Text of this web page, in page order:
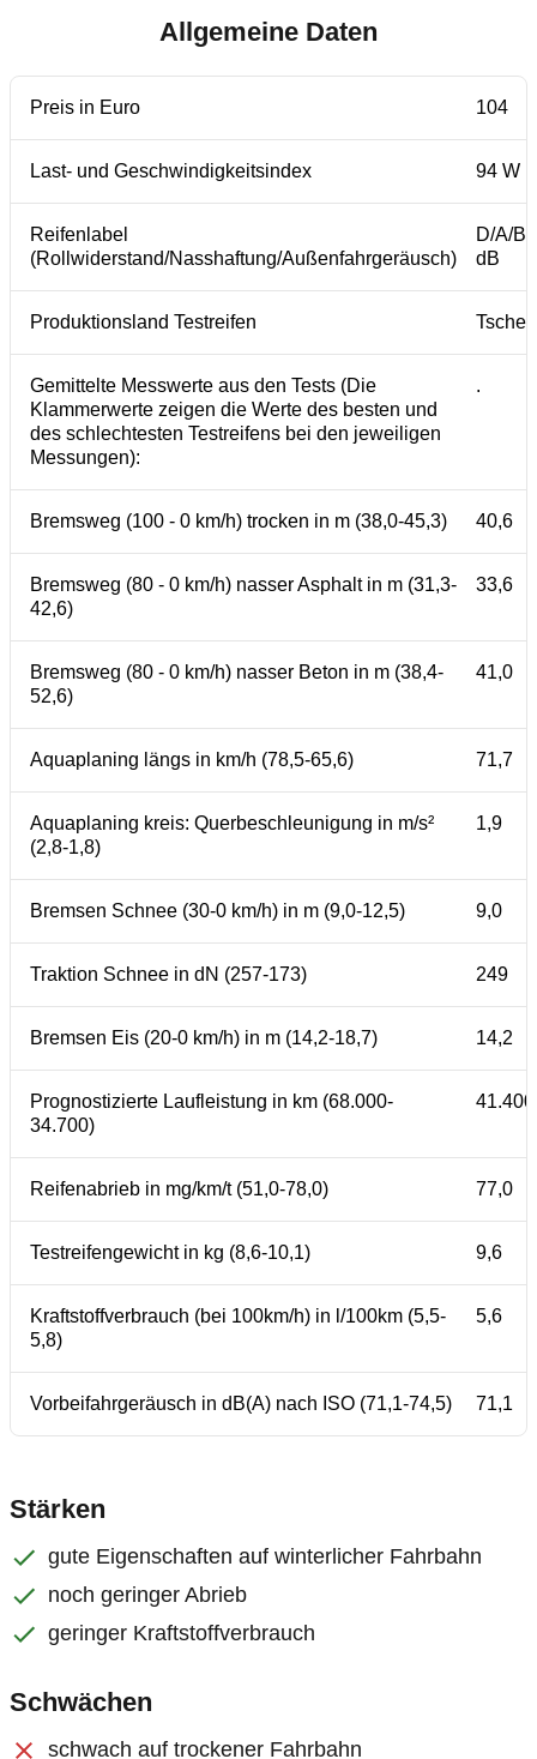
Allgemeine Daten
Preis in Euro 104
Last- und Geschwindigkeitsindex 94 W
Reifenlabel
(Rollwiderstand/Nasshaftung/Außenfahrgeräusch)
D/A/B
dB
Produktionsland Testreifen
Gemittelte Messwerte aus den Tests (Die
Klammerwerte zeigen die Werte des besten und
des schlechtesten Testreifens bei den jeweiligen
Messungen):
.
Bremsweg (100 - 0 km/h) trocken in m (38,0-45,3) 40,6
Bremsweg (80 - 0 km/h) nasser Asphalt in m (31,3-
42,6)
33,6
Bremsweg (80 - 0 km/h) nasser Beton in m (38,4-
52,6)
41,0
Aquaplaning längs in km/h (78,5-65,6) 71,7
Aquaplaning kreis: Querbeschleunigung in m/s²
(2,8-1,8)
1,9
Bremsen Schnee (30-0 km/h) in m (9,0-12,5) 9,0
Traktion Schnee in dN (257-173) 249
Bremsen Eis (20-0 km/h) in m (14,2-18,7) 14,2
Prognostizierte Laufleistung in km (68.000-
34.700)
41.400
Reifenabrieb in mg/km/t (51,0-78,0) 77,0
Testreifengewicht in kg (8,6-10,1) 9,6
Kraftstoffverbrauch (bei 100km/h) in l/100km (5,5-
5,8)
5,6
Vorbeifahrgeräusch in dB(A) nach ISO (71,1-74,5) 71,1
Stärken
gute Eigenschaften auf winterlicher Fahrbahn
noch geringer Abrieb
geringer Kraftstoffverbrauch
Schwächen
schwach auf trockener Fahrbahn